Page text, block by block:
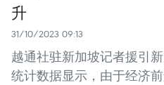
升
31/10/2023 09:13
越通社驻新加坡记者援引
统计数据显示，由于经济